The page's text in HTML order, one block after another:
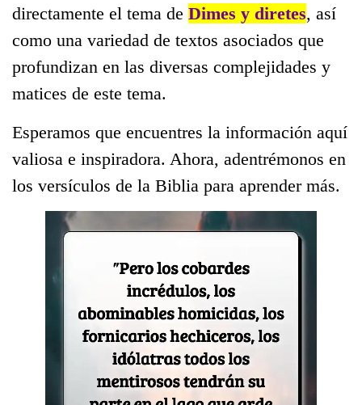
directamente el tema de Dimes y diretes, así
como una variedad de textos asociados que
profundizan en las diversas complejidades y
matices de este tema.
Esperamos que encuentres la información aquí
valiosa e inspiradora. Ahora, adentrémonos en
los versículos de la Biblia para aprender más.